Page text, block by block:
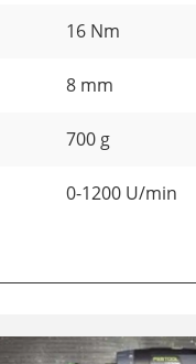
16 Nm
8 mm
700 g
0-1200 U/min